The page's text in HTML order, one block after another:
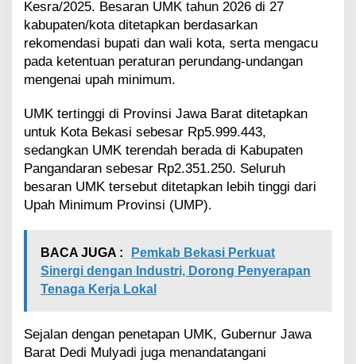
i
T
e
r
g
g
i
Kesra/2025. Besaran UMK tahun 2026 di 27
kabupaten/kota ditetapkan berdasarkan
rekomendasi bupati dan wali kota, serta mengacu
pada ketentuan peraturan perundang-undangan
mengenai upah minimum.
UMK tertinggi di Provinsi Jawa Barat ditetapkan
untuk Kota Bekasi sebesar Rp5.999.443,
sedangkan UMK terendah berada di Kabupaten
Pangandaran sebesar Rp2.351.250. Seluruh
besaran UMK tersebut ditetapkan lebih tinggi dari
Upah Minimum Provinsi (UMP).
BACA JUGA :
Pemkab Bekasi Perkuat
Sinergi dengan Industri, Dorong Penyerapan
Tenaga Kerja Lokal
Sejalan dengan penetapan UMK, Gubernur Jawa
Barat Dedi Mulyadi juga menandatangani